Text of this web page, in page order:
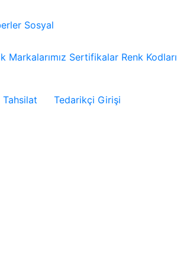
Sosyal
Markalarımız Sertifikalar Renk Kodları
Tahsilat Tedarikçi Girişi